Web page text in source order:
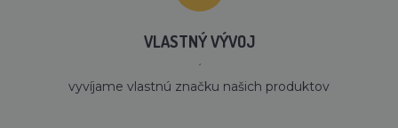
VLASTNÝ VÝVOJ
´
vyvíjame vlastnú značku našich produktov